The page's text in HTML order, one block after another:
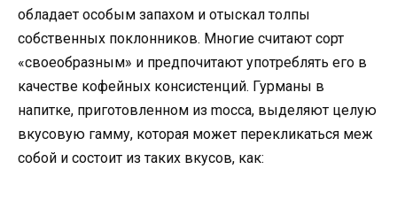
обладает особым запахом и отыскал толпы
собственных поклонников. Многие считают сорт
«своеобразным» и предпочитают употреблять его в
качестве кофейных консистенций. Гурманы в
напитке, приготовленном из mocca, выделяют целую
вкусовую гамму, которая может перекликаться меж
собой и состоит из таких вкусов, как: